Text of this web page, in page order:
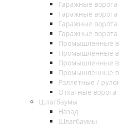
Гаражные
Гаражные
Гаражные
Гаражные ворота
Промышленные
Промышленные
Промышленные
Промышленные
Роллетные /
Откатные ворота
Шлагбаумы
Назад
Шлагбаумы